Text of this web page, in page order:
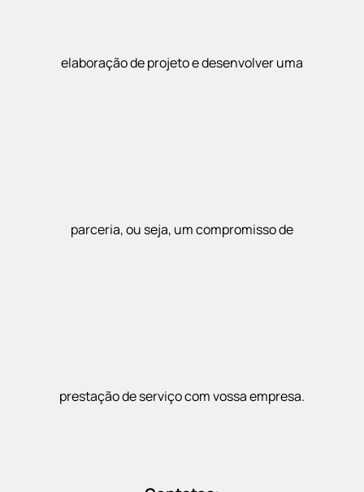
elaboração de projeto e desenvolver uma
parceria, ou seja, um compromisso de
prestação de serviço com vossa empresa.